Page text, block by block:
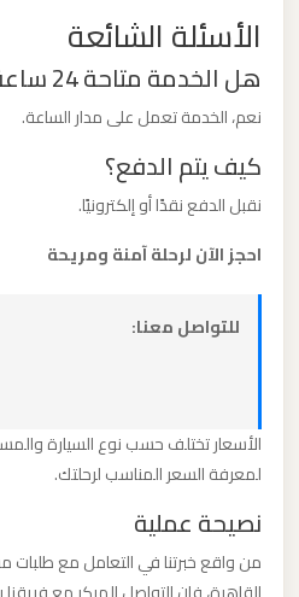
الأسئلة الشائعة
هل الخدمة متاحة 24 ساعة؟
نعم، الخدمة تعمل على مدار الساعة.
كيف يتم الدفع؟
نقبل الدفع نقدًا أو إلكترونيًا.
احجز الآن لرحلة آمنة ومريحة
للتواصل معنا:
الأسعار تختلف حسب نوع السيارة
لمعرفة السعر المناسب لرحلتك.
نصيحة عملية
من واقع خبرتنا في التعامل مع طلبات
ليموزين
مطار
مطروح
ليموزين
ليموزين
مطار
سفنكس
ليموزين